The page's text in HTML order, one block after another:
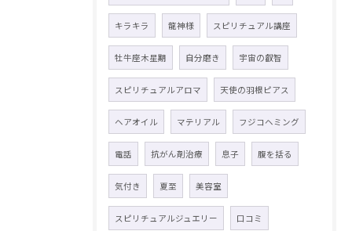
キラキラ 龍神様 スピリチュアル講座
牡牛座木星期 自分磨き 宇宙の叡智
スピリチュアルアロマ 天使の羽根ピアス
ヘアオイル マテリアル フジコヘミング
電話 抗がん剤治療 息子 腹を括る
気付き 夏至 美容室
スピリチュアルジュエリー 口コミ